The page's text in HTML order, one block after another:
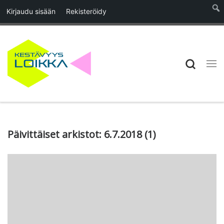
Kirjaudu sisään Rekisteröidy
Skip to content
Päivittäiset arkistot: 6.7.2018(1)